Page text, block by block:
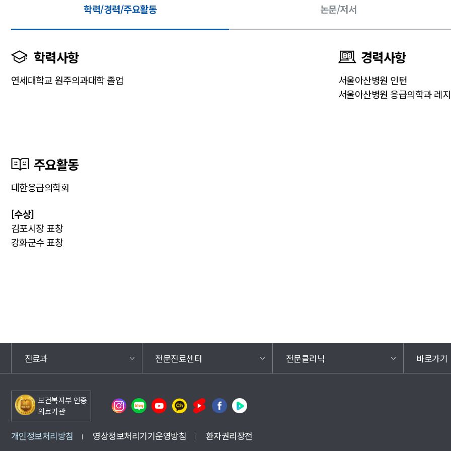
학력/경력/주요활동 논문/저서
학력사항
연세대학교 원주의과대학 졸업
경력사항
서울아산병원 인턴
서울아산병원 응급의학과 레
주요활동
대한응급의학회
[수상]
김포시장 표창
강화군수 표창
진료과 전문진료센터 전문클리닉 바로가기
보건복지부 인증
의료기관
개인정보처리방침 영상정보처리기기운영방침
환자권리장전